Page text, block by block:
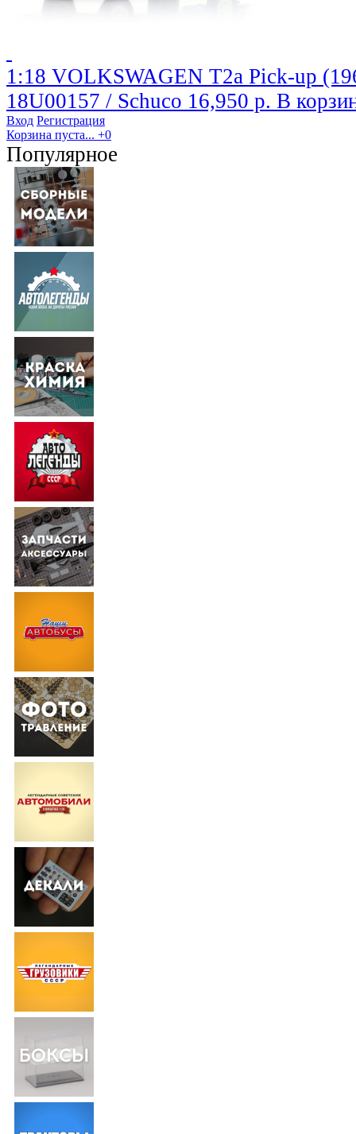
1:18 VOLKSWAGEN T2a Pick-up
18U00157 / Schuco 16,950 р. В
Вход Регистрация
Корзина пуста... +0
Популярное